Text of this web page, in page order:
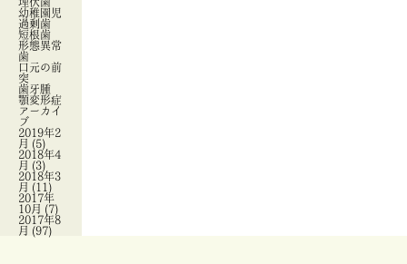
幼稚園児
過剰歯
短根歯
形態異常
歯
口元の前
突
歯牙腫
顎変形症
アーカイ
ブ
2019年2
月 (5)
2018年4
月 (3)
2018年3
月 (11)
2017年
10月 (7)
2017年8
月 (97)